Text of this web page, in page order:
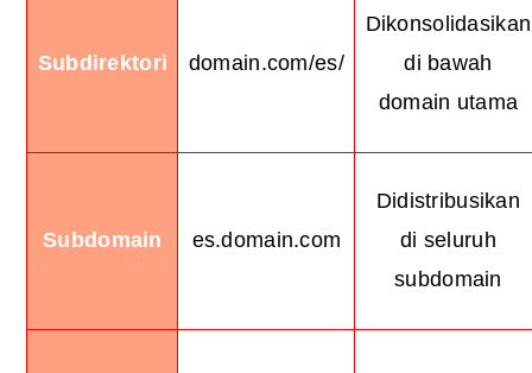
Subdirektori domain.com/es/
Dikonsolidasikan
di bawah
domain utama
Subdomain es.domain.com
Didistribusikan
di seluruh
subdomain